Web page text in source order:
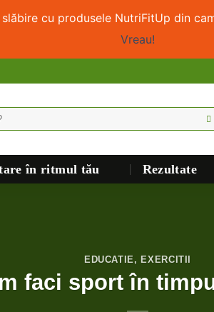
cu produsele NutriFitUp din
Vreau!
în ritmul tău Rezultate
EDUCATIE , EXERCITII
faci sport în